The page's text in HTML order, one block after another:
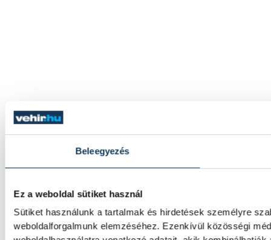
Beleegyezés
Ez a weboldal sütiket használ
Sütiket használunk a tartalmak és hirdetések személyre
weboldalforgalmunk elemzéséhez. Ezenkívül közösségi